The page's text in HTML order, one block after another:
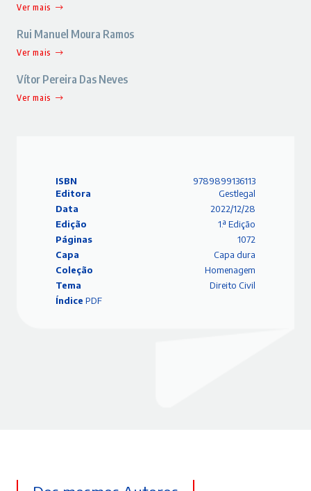
Ver mais
Rui Manuel Moura Ramos
Ver mais
Vítor Pereira Das Neves
Ver mais
ISBN
9789899136113
Editora
Gestlegal
Data
2022/12/28
Edição
1.ª Edição
Páginas
1072
Capa
Capa dura
Coleção
Homenagem
Tema
Direito Civil
Índice PDF